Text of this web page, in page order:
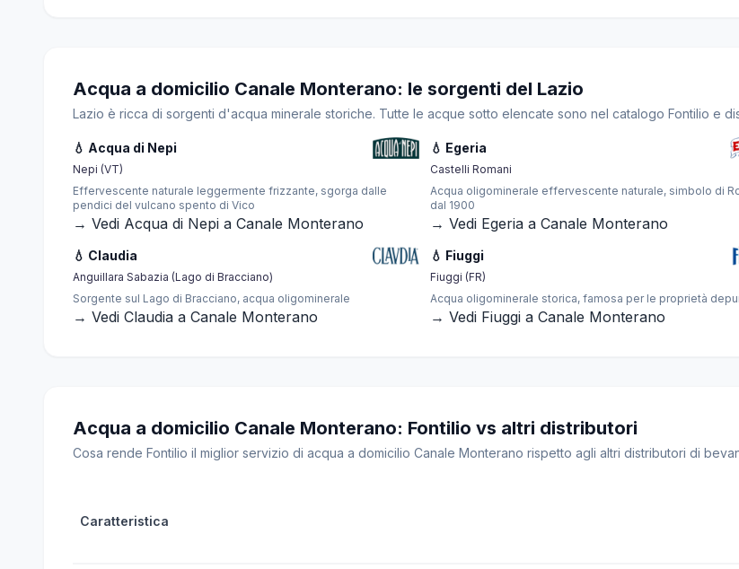
Acqua a domicilio Canale Monterano: le sorgenti del Lazio
Lazio è ricca di sorgenti d'acqua minerale storiche. Tutte le acque sotto elencate sono nel catalogo Fontilio e
💧 Acqua di Nepi
Nepi (VT)
Effervescente naturale leggermente frizzante, sgorga dalle
pendici del vulcano spento di Vico
→ Vedi Acqua di Nepi a Canale Monterano
💧 Egeria
Castelli Romani
Acqua oligominerale effervescente naturale, simbolo di
dal 1900
→ Vedi Egeria a Canale Monterano
💧 Claudia
Anguillara Sabazia (Lago di Bracciano)
Sorgente sul Lago di Bracciano, acqua oligominerale
→ Vedi Claudia a Canale Monterano
💧 Fiuggi
Fiuggi (FR)
Acqua oligominerale storica, famosa per le proprietà
→ Vedi Fiuggi a Canale Monterano
Acqua a domicilio Canale Monterano: Fontilio vs altri distributori
Cosa rende Fontilio il miglior servizio di acqua a domicilio Canale Monterano rispetto agli altri distributori di
Caratteristica